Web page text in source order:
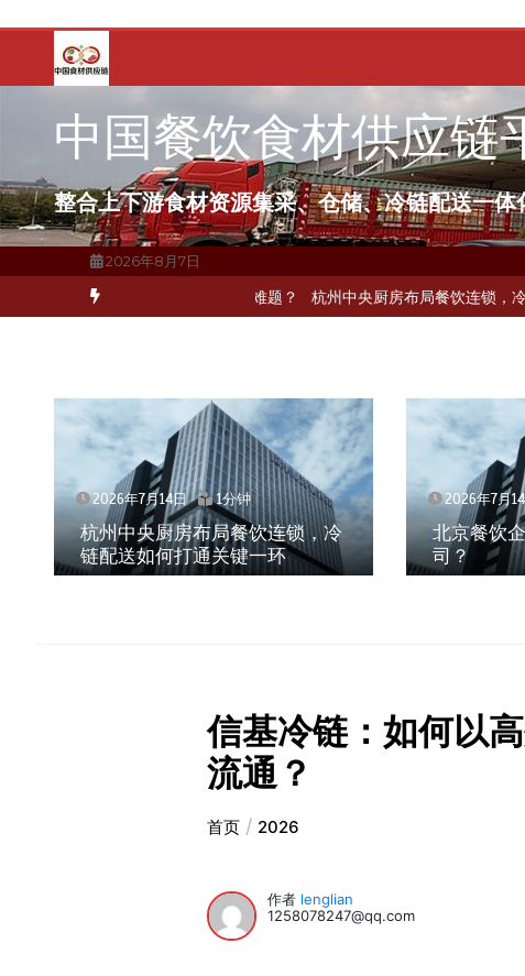
容
中国餐饮食材供应链
整合上下游食材资源集采、仓储、冷链配送一体
2026年8月7日
如何破解冻品食材流通难题？ 杭州中央厨房布局餐饮连锁，冷链配送如
2026年7月14日 1分钟
杭州中央厨房布局餐饮连锁，冷
链配送如何打通关键一环
2026年7月
北京餐饮
司？
信基冷链：如何以
流通？
首页 2026
作者 lenglian
1258078247@qq.com